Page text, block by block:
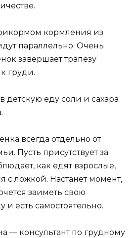
кормления из
параллельно. Очень
завершает трапезу
груди.
детскую еду соли и сахара
всегда отдельно от
Пусть присутствует за
как едят взрослые,
с ложкой. Настанет момент,
заиметь свою
и есть самостоятельно.
— консультант по грудному